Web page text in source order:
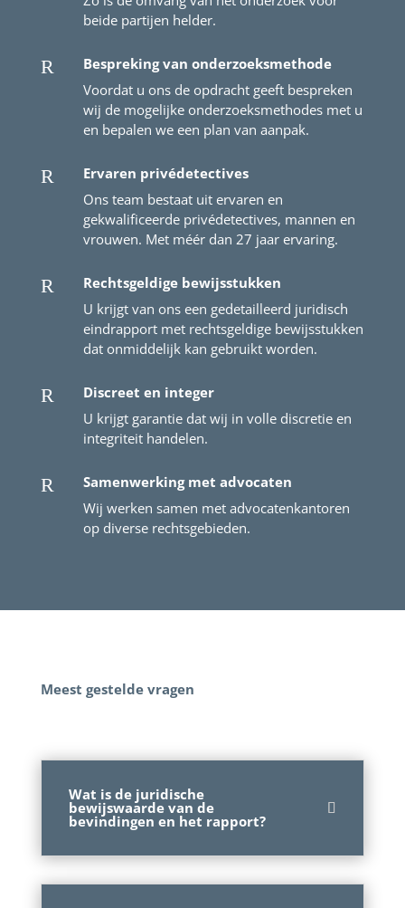
beide partijen helder.
R
Bespreking van onderzoeksmethode
Voordat u ons de opdracht geeft bespreken
wij de mogelijke onderzoeksmethodes met u
en bepalen we een plan van aanpak.
R
Ervaren privédetectives
Ons team bestaat uit ervaren en
gekwalificeerde privédetectives, mannen en
vrouwen. Met méér dan 27 jaar ervaring.
R
Rechtsgeldige bewijsstukken
U krijgt van ons een gedetailleerd juridisch
eindrapport met rechtsgeldige bewijsstukken
dat onmiddelijk kan gebruikt worden.
R
Discreet en integer
U krijgt garantie dat wij in volle discretie en
integriteit handelen.
R
Samenwerking met advocaten
Wij werken samen met advocatenkantoren
op diverse rechtsgebieden.
Meest gestelde vragen
Wat is de juridische
bewijswaarde van de
bevindingen en het rapport?